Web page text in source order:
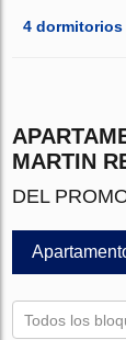
4 dormitorios
MARTIN
DEL
Todos los